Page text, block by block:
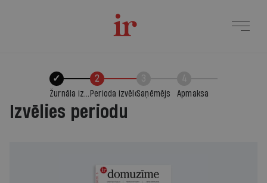
✓
Žurnāla izvēle
2
Perioda izvēleSaņēmējs Apmaksa
Izvēlies periodu